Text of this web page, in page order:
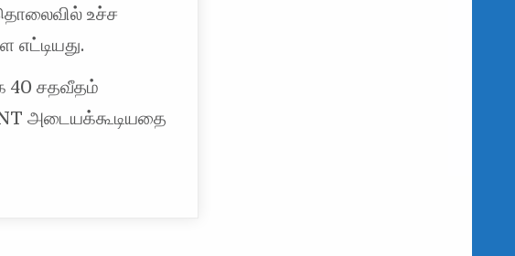
தொலைவில் உச்ச
40 சதவீதம்
அடையக்கூடியதை